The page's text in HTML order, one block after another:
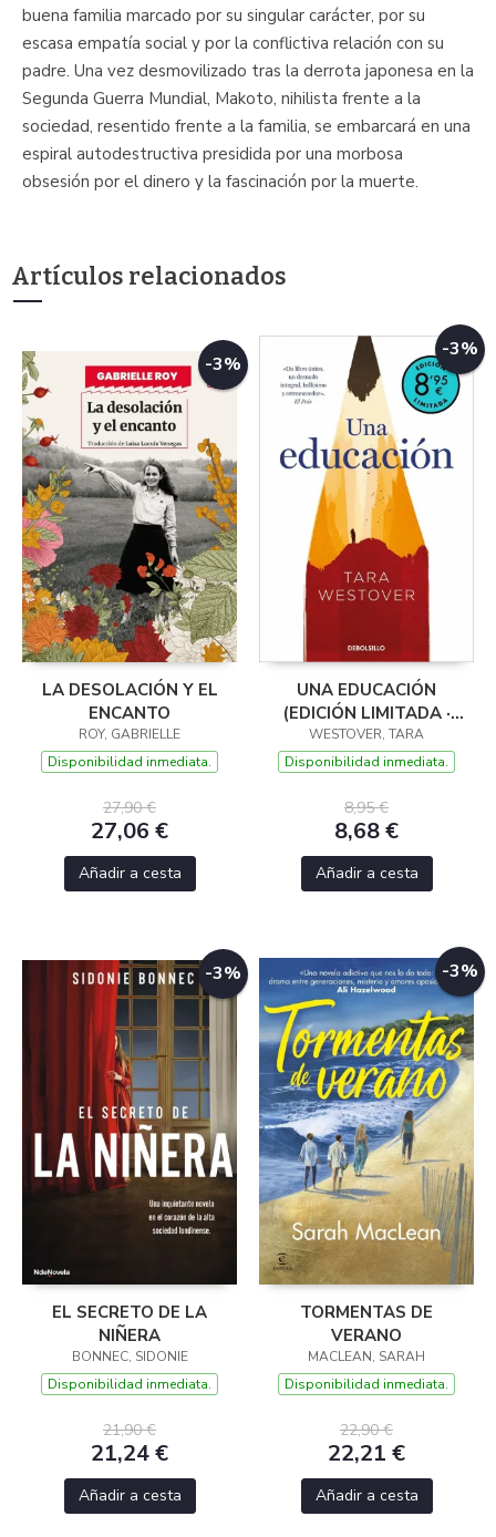
buena familia marcado por su singular carácter, por su
escasa empatía social y por la conflictiva relación con su
padre. Una vez desmovilizado tras la derrota japonesa en la
Segunda Guerra Mundial, Makoto, nihilista frente a la
sociedad, resentido frente a la familia, se embarcará en una
espiral autodestructiva presidida por una morbosa
obsesión por el dinero y la fascinación por la muerte.
Artículos relacionados
-3%
LA DESOLACIÓN Y EL
ENCANTO
ROY, GABRIELLE
Disponibilidad inmediata.
27,90 €
27,06 €
Añadir a cesta
-3%
UNA EDUCACIÓN
(EDICIÓN LIMITADA ·
VERANO)
WESTOVER, TARA
Disponibilidad inmediata.
8,95 €
8,68 €
Añadir a cesta
-3%
EL SECRETO DE LA
NIÑERA
BONNEC, SIDONIE
Disponibilidad inmediata.
21,90 €
21,24 €
Añadir a cesta
-3%
TORMENTAS DE
VERANO
MACLEAN, SARAH
Disponibilidad inmediata.
22,90 €
22,21 €
Añadir a cesta